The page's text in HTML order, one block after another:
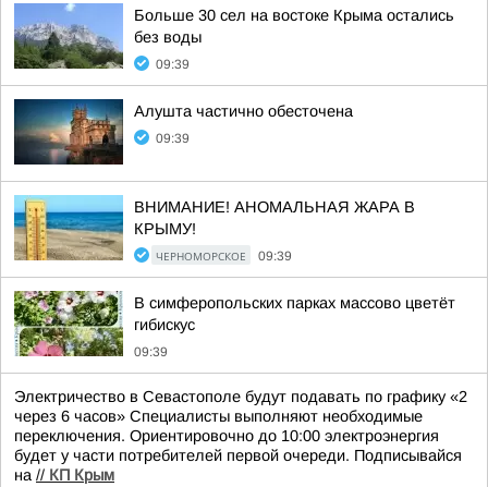
Больше 30 сел на востоке Крыма остались
без воды
09:39
Алушта частично обесточена
09:39
ВНИМАНИЕ! АНОМАЛЬНАЯ ЖАРА В
КРЫМУ!
ЧЕРНОМОРСКОЕ 09:39
В симферопольских парках массово цветёт
гибискус
09:39
Электричество в Севастополе будут подавать по графику «2
через 6 часов» Специалисты выполняют необходимые
переключения. Ориентировочно до 10:00 электроэнергия
будет у части потребителей первой очереди. Подписывайся
на // КП Крым